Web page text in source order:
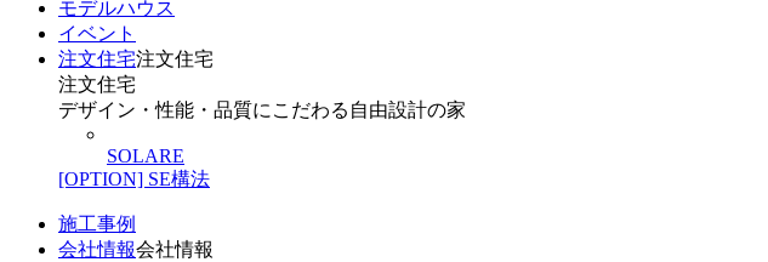
モデルハウス
イベント
注文住宅注文住宅
注文住宅
デザイン・性能・品質にこだわる自由設計の家
SOLARE
[OPTION] SE構法
施工事例
会社情報会社情報